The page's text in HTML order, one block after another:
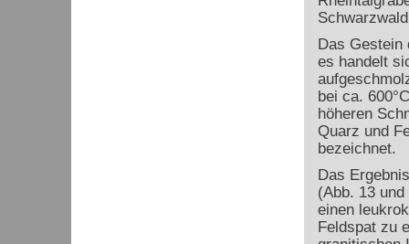
Das Gestein
es handelt
bei ca.
höheren
Quarz und
bezeichnet.
Das
(Abb. 13
einen
Feldspat zu